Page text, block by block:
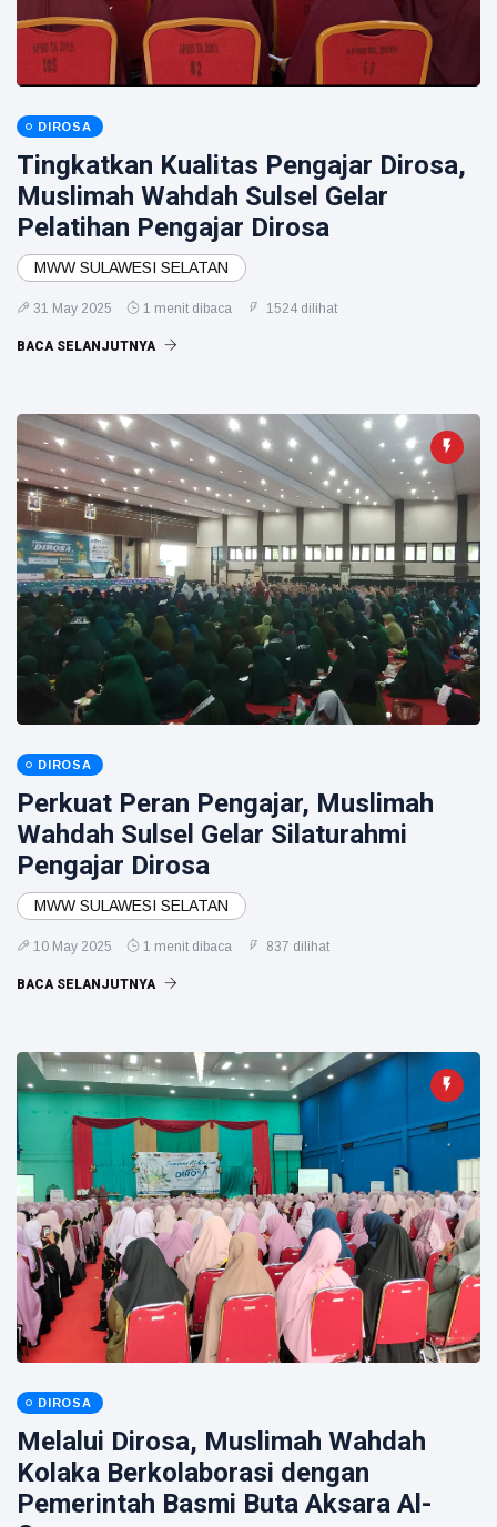
DIROSA
Tingkatkan Kualitas Pengajar Dirosa,
Muslimah Wahdah Sulsel Gelar
Pelatihan Pengajar Dirosa
MWW SULAWESI SELATAN
31 May 2025 1 menit dibaca 1524 dilihat
BACA SELANJUTNYA
DIROSA
Perkuat Peran Pengajar, Muslimah
Wahdah Sulsel Gelar Silaturahmi
Pengajar Dirosa
MWW SULAWESI SELATAN
10 May 2025 1 menit dibaca 837 dilihat
BACA SELANJUTNYA
DIROSA
Melalui Dirosa, Muslimah Wahdah
Kolaka Berkolaborasi dengan
Pemerintah Basmi Buta Aksara Al-